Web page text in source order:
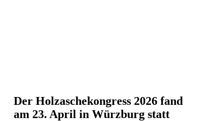
Der Holzaschekongress 2026 fand
am 23. April in Würzburg statt